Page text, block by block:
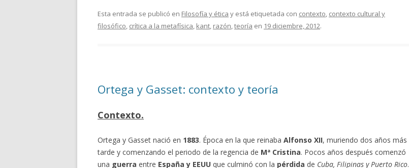
Esta entrada se publicó en Filosofía y ética y está etiquetada con contexto, contexto cultural y
filosófico, crítica a la metafísica, kant, razón,teoría en 19 diciembre, 2012.
Ortega y Gasset: contexto y teoría
Contexto.
Ortega y Gasset nació en 1883. Época en la que reinaba Alfonso XII, muriendo dos años más
tarde y comenzando el periodo de la regencia de Mª Cristina. Pocos años después comenzó
una guerra entre España y EEUU que culminó con la pérdida de Cuba, Filipinas y Puerto Rico.